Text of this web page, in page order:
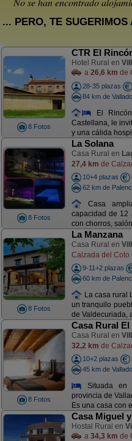
... PERO, TE
8 Fotos
CTR El
Hotel Rural en
a 26,6 km de
28-35 plazas
84 km de
El
Castellana, le
y una cálida
8 Fotos
La Solana
Casa Rural en
27,4 km de
10+4 plazas
62 km de
Casa
capacidad de 12
con chorros,
8 Fotos
La Manzana
Casa Rural en
Calzada del Coto
9-11+2 plazas
60 km de
La casa rural
un tranquilo
de Valdecuriada,
8 Fotos
Casa Rural
Casa Rural en
32,2 km de
10+2 plazas
45 km de
Situada en
provincia de
Es una casa con
Casa Miguel
Hostal Rural en
a 34,3 km de